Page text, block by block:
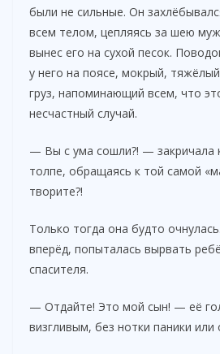
были не сильные. Он
всем телом, цепляясь за шею
вынес его на сухой песок.
у него на поясе, мокрый,
груз, напоминающий всем, что
несчастный случай.
— Вы с ума сошли?! — закричала
толпе, обращаясь к той самой
творите?!
Только тогда она будто
вперёд, попыталась вырвать
спасителя.
— Отдайте! Это мой сын! — её
визгливым, без нотки паники или